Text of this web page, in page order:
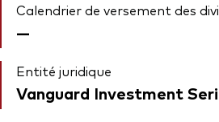
Calendrier de versement des
—
Entité juridique
Vanguard Investment